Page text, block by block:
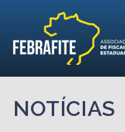
NOTÍCIAS